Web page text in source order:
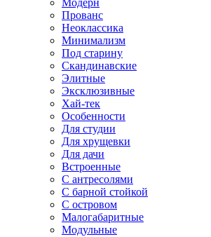
Модерн
Прованс
Неоклассика
Минимализм
Под старину
Скандинавские
Элитные
Эксклюзивные
Хай-тек
Особенности
Для студии
Для хрущевки
Для дачи
Встроенные
С антресолями
С барной стойкой
С островом
Малогабаритные
Модульные